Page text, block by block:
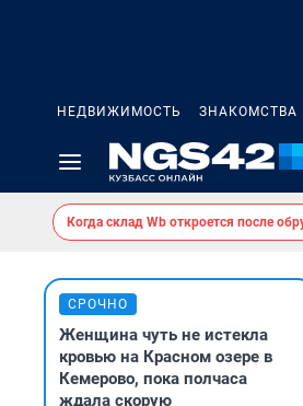
НЕДВИЖИМОСТЬ ЗНАКОМСТВА
Когда склад Wb откроется после
СРОЧНО
Женщина чуть не истекла
кровью на Красном озере в
Кемерово, пока полчаса
ждала скорую